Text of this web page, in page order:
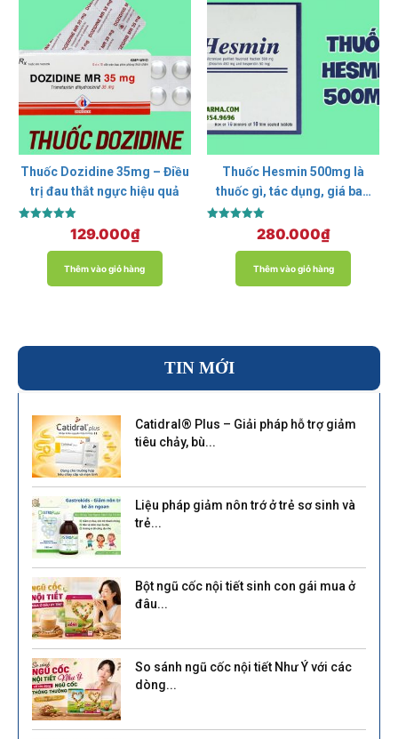
Thuốc Dozidine 35mg – Điều
trị đau thắt ngực hiệu quả
5.00
129.000₫
Thêm vào giỏ hàng
Thuốc Hesmin 500mg là
thuốc gì, tác dụng, giá bao
Được xếp
5.00
280.000₫
Thêm vào giỏ hàng
TIN MỚI
Catidral® Plus – Giải pháp hỗ trợ giảm
tiêu chảy, bù...
Liệu pháp giảm nôn trớ ở trẻ sơ sinh và
trẻ...
Bột ngũ cốc nội tiết sinh con gái mua ở
đâu...
So sánh ngũ cốc nội tiết Như Ý với các
dòng...